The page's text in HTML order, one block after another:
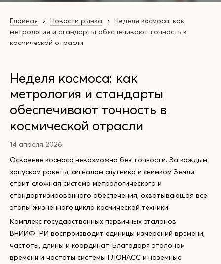
Главная Новости рынка
Неделя космоса: как
метрология и стандарты обеспечивают точность в
космической отрасли
Неделя космоса: как
метрология и стандарты
обеспечивают точность в
космической отрасли
14 апреля 2026
Освоение космоса невозможно без точности. За каждым
запуском ракеты, сигналом спутника и снимком Земли
стоит сложная система метрологического и
стандартизированного обеспечения, охватывающая все
этапы жизненного цикла космической техники.
Комплекс государственных первичных эталонов
ВНИИФТРИ воспроизводит единицы измерений времени,
частоты, длины и координат. Благодаря эталонам
времени и частоты системы ГЛОНАСС и наземные